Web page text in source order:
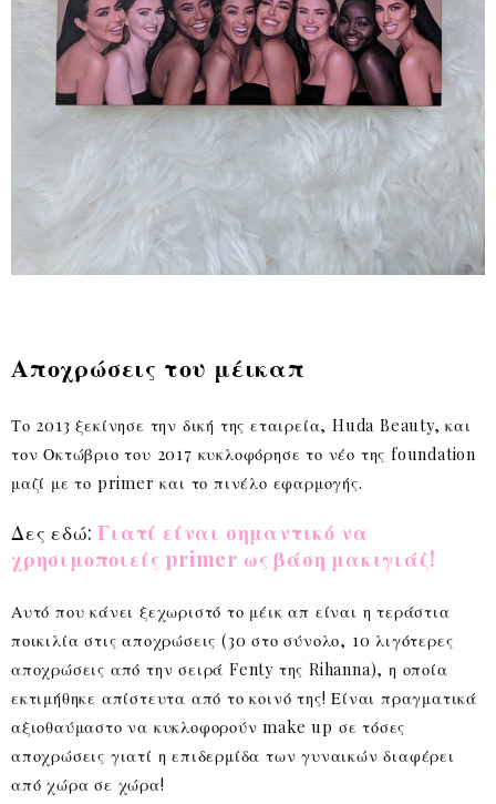
Αποχρώσεις του μέικαπ
Το 2013 ξεκίνησε την δική της εταιρεία, Huda Beauty, και
τον Οκτώβριο του 2017 κυκλοφόρησε το νέο της foundation
μαζί με το primer και το πινέλο εφαρμογής.
Δες εδώ:Γιατί είναι σημαντικό να
χρησιμοποιείς primer ως βάση μακιγιάζ!
Αυτό που κάνει ξεχωριστό το μέικ απ είναι η τεράστια
ποικιλία στις αποχρώσεις (30 στο σύνολο, 10 λιγότερες
αποχρώσεις από την σειρά Fenty της Rihanna), η οποία
εκτιμήθηκε απίστευτα από το κοινό της! Είναι πραγματικά
αξιοθαύμαστο να κυκλοφορούν make up σε τόσες
αποχρώσεις γιατί η επιδερμίδα των γυναικών διαφέρει
από χώρα σε χώρα!